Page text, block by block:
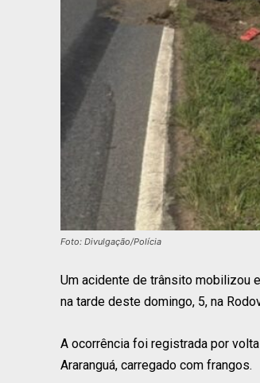
Foto: Divulgação/Polícia
Um acidente de trânsito mobilizou
na tarde deste domingo, 5, na
A ocorrência foi registrada por
Araranguá, carregado com frangos.